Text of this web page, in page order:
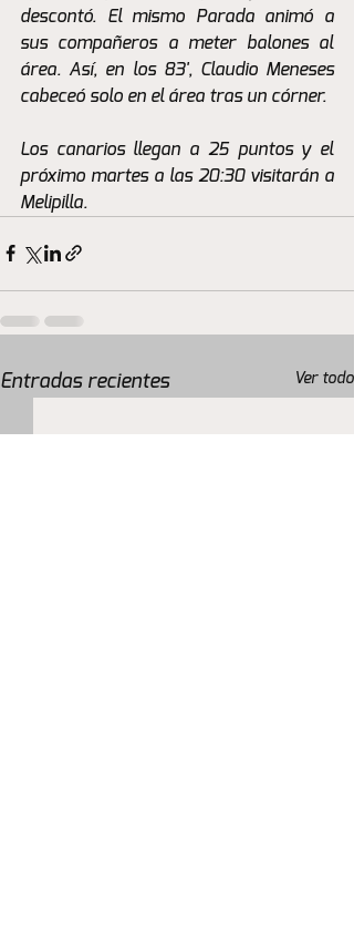
descontó. El mismo Parada animó a
sus compañeros a meter balones al
área. Así, en los 83', Claudio Meneses
cabeceó solo en el área tras un córner.
Los canarios llegan a 25 puntos y el
próximo martes a las 20:30 visitarán a
Melipilla.
Entradas recientes Ver todo